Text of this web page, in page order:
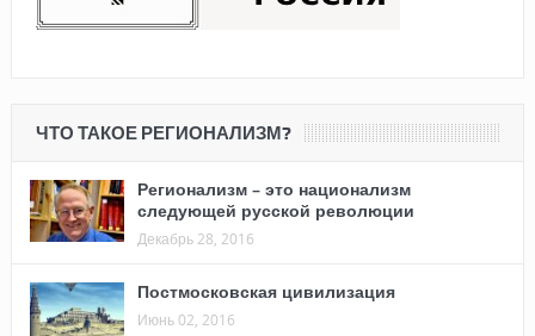
ЧТО ТАКОЕ РЕГИОНАЛИЗМ?
Регионализм – это национализм
следующей русской революции
Декабрь 28, 2016
Постмосковская цивилизация
Июнь 02, 2016